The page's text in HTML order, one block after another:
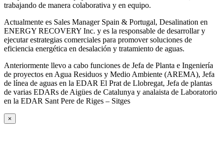
trabajando de manera colaborativa y en equipo.
Actualmente es Sales Manager Spain & Portugal, Desalination en
ENERGY RECOVERY Inc. y es la responsable de desarrollar y
ejecutar estrategias comerciales para promover soluciones de
eficiencia energética en desalación y tratamiento de aguas.
Anteriormente llevo a cabo funciones de Jefa de Planta e Ingeniería
de proyectos en Agua Residuos y Medio Ambiente (AREMA), Jefa
de línea de aguas en la EDAR El Prat de Llobregat, Jefa de plantas
de varias EDARs de Aigües de Catalunya y analaista de Laboratorio
en la EDAR Sant Pere de Riges – Sitges
×